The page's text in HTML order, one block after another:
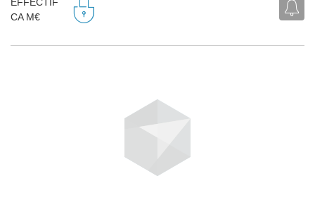
EFFECTIF
CA M€